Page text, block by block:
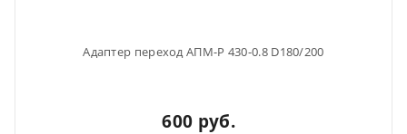
Адаптер переход АПМ-Р 430-0.8 D180/200
600 руб.